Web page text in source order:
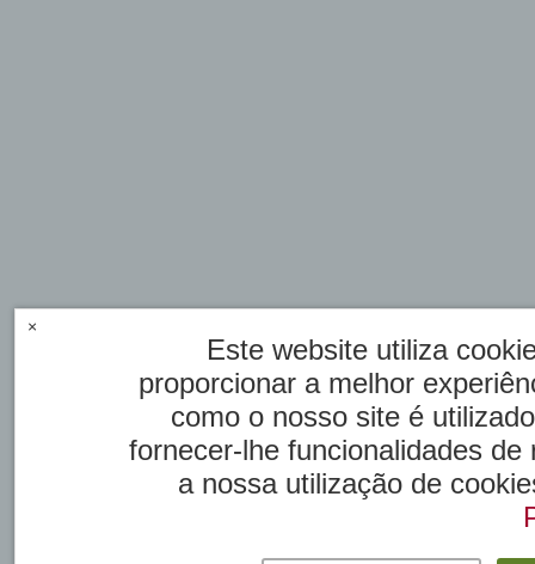
Este website utiliza
proporcionar a melhor
como o nosso site é
fornecer-lhe funcionalidades
a nossa utilização de
×